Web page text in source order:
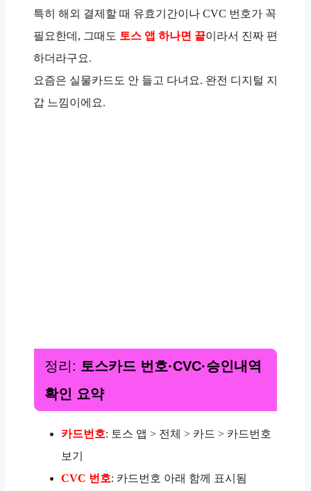
특히 해외 결제할 때 유효기간이나 CVC 번호가 꼭
필요한데, 그때도 토스 앱 하나면 끝이라서 진짜 편
하더라구요.
요즘은 실물카드도 안 들고 다녀요. 완전 디지털 지
갑 느낌이에요.
정리: 토스카드 번호·CVC·승인내역
확인 요약
카드번호: 토스 앱 > 전체 > 카드 > 카드번호
보기
CVC 번호: 카드번호 아래 함께 표시됨